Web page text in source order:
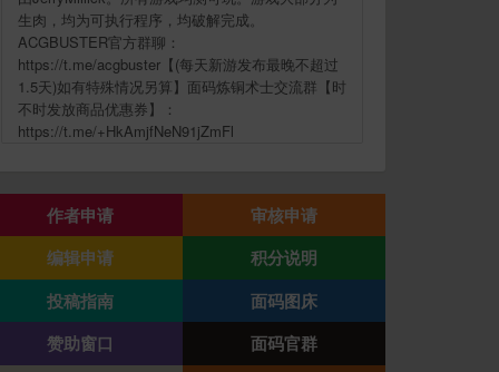
生肉，均为可执行程序，均破解完成。
ACGBUSTER官方群聊：
https://t.me/acgbuster【(每天新游发布最晚不超过
1.5天)如有特殊情况另算】面码炼铜术士交流群【时
不时发放商品优惠券】：
https://t.me/+HkAmjfNeN91jZmFl
作者申请
审核申请
编辑申请
积分说明
投稿指南
面码图床
赞助窗口
面码官群